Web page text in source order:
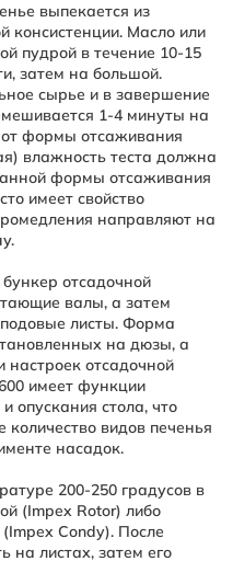
выпекается из
консистенции. Масло или
пудрой в течение 10-15
затем на большой.
сырье и в завершение
1-4 минуты на
от формы отсаживания
влажность теста должна
формы отсаживания
имеет свойство
направляют на
отсадочной
валы, а затем
листы. Форма
на дюзы, а
отсадочной
имеет функции
опускания стола, что
количество видов печенья
насадок.
200-250 градусов в
(Impex Rotor) либо
Condy). После
на листах, затем его